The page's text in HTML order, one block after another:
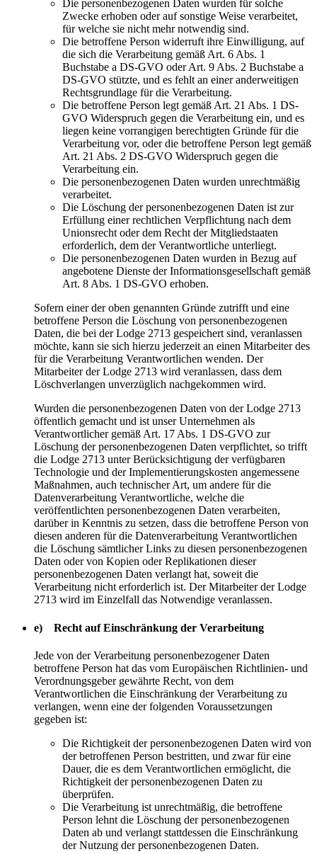
Die personenbezogenen Daten wurden für solche
Zwecke erhoben oder auf sonstige Weise verarbeitet,
für welche sie nicht mehr notwendig sind.
Die betroffene Person widerruft ihre Einwilligung, auf
die sich die Verarbeitung gemäß Art. 6 Abs. 1
Buchstabe a DS-GVO oder Art. 9 Abs. 2 Buchstabe a
DS-GVO stützte, und es fehlt an einer anderweitigen
Rechtsgrundlage für die Verarbeitung.
Die betroffene Person legt gemäß Art. 21 Abs. 1 DS-
GVO Widerspruch gegen die Verarbeitung ein, und es
liegen keine vorrangigen berechtigten Gründe für die
Verarbeitung vor, oder die betroffene Person legt gemäß
Art. 21 Abs. 2 DS-GVO Widerspruch gegen die
Verarbeitung ein.
Die personenbezogenen Daten wurden unrechtmäßig
verarbeitet.
Die Löschung der personenbezogenen Daten ist zur
Erfüllung einer rechtlichen Verpflichtung nach dem
Unionsrecht oder dem Recht der Mitgliedstaaten
erforderlich, dem der Verantwortliche unterliegt.
Die personenbezogenen Daten wurden in Bezug auf
angebotene Dienste der Informationsgesellschaft gemäß
Art. 8 Abs. 1 DS-GVO erhoben.
Sofern einer der oben genannten Gründe zutrifft und eine
betroffene Person die Löschung von personenbezogenen
Daten, die bei der Lodge 2713 gespeichert sind, veranlassen
möchte, kann sie sich hierzu jederzeit an einen Mitarbeiter des
für die Verarbeitung Verantwortlichen wenden. Der
Mitarbeiter der Lodge 2713 wird veranlassen, dass dem
Löschverlangen unverzüglich nachgekommen wird.
Wurden die personenbezogenen Daten von der Lodge 2713
öffentlich gemacht und ist unser Unternehmen als
Verantwortlicher gemäß Art. 17 Abs. 1 DS-GVO zur
Löschung der personenbezogenen Daten verpflichtet, so trifft
die Lodge 2713 unter Berücksichtigung der verfügbaren
Technologie und der Implementierungskosten angemessene
Maßnahmen, auch technischer Art, um andere für die
Datenverarbeitung Verantwortliche, welche die
veröffentlichten personenbezogenen Daten verarbeiten,
darüber in Kenntnis zu setzen, dass die betroffene Person von
diesen anderen für die Datenverarbeitung Verantwortlichen
die Löschung sämtlicher Links zu diesen personenbezogenen
Daten oder von Kopien oder Replikationen dieser
personenbezogenen Daten verlangt hat, soweit die
Verarbeitung nicht erforderlich ist. Der Mitarbeiter der Lodge
2713 wird im Einzelfall das Notwendige veranlassen.
e) Recht auf Einschränkung der Verarbeitung
Jede von der Verarbeitung personenbezogener Daten
betroffene Person hat das vom Europäischen Richtlinien- und
Verordnungsgeber gewährte Recht, von dem
Verantwortlichen die Einschränkung der Verarbeitung zu
verlangen, wenn eine der folgenden Voraussetzungen
gegeben ist:
Die Richtigkeit der personenbezogenen Daten wird von
der betroffenen Person bestritten, und zwar für eine
Dauer, die es dem Verantwortlichen ermöglicht, die
Richtigkeit der personenbezogenen Daten zu
überprüfen.
Die Verarbeitung ist unrechtmäßig, die betroffene
Person lehnt die Löschung der personenbezogenen
Daten ab und verlangt stattdessen die Einschränkung
der Nutzung der personenbezogenen Daten.